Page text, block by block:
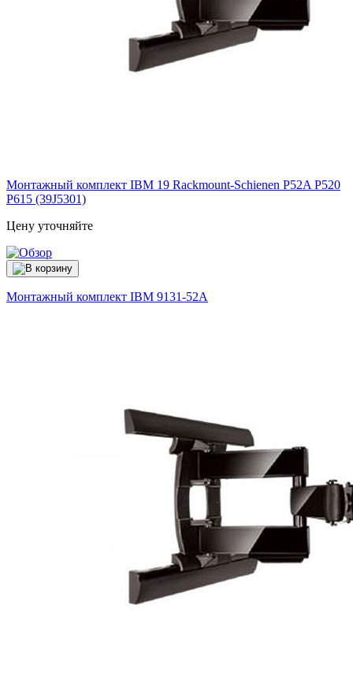
Монтажный комплект IBM 19 Rackmount-Schienen P52A P520
P615 (39J5301)
Цену уточняйте
Монтажный комплект IBM 9131-52A